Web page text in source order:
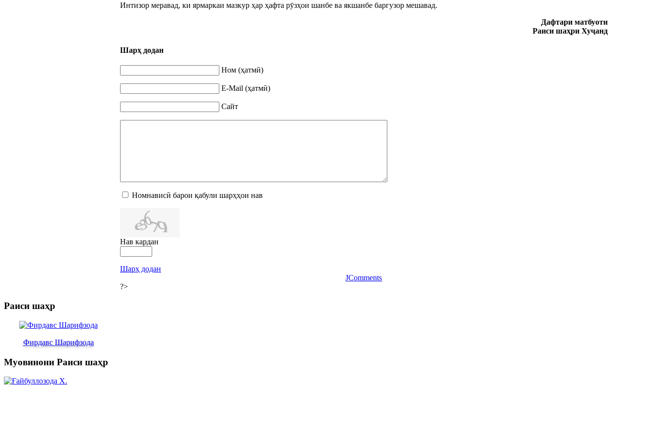
Интизор меравад, ки ярмаркаи мазкур ҳар ҳафта рӯзҳои шанбе ва якшанбе баргузор мешавад.
Дафтари матбуоти
Раиси шаҳри Хуҷанд
Шарҳ додан
Ном (ҳатмӣ)
E-Mail (ҳатмӣ)
Сайт
Номнависӣ барои қабули шарҳҳои нав
Нав кардан
Шарҳ додан
JComments
?>
Раиси шаҳр
Фирдавс Шарифзода
Муовинони Раиси шаҳр